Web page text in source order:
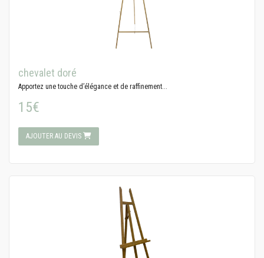
chevalet doré
Apportez une touche d’élégance et de raffinement...
15€
AJOUTER AU DEVIS